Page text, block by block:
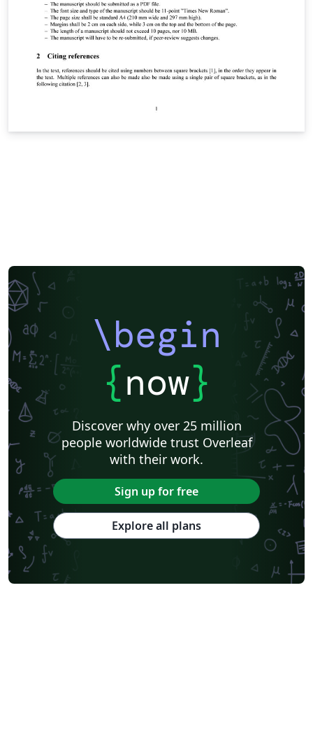
\begin
{now}
Discover why over 25 million
people worldwide trust Overleaf
with their work.
Sign up for free
Explore all plans